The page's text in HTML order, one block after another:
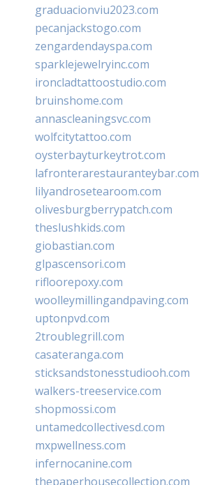
graduacionviu2023.com
pecanjackstogo.com
zengardendayspa.com
sparklejewelryinc.com
ironcladtattoostudio.com
bruinshome.com
annascleaningsvc.com
wolfcitytattoo.com
oysterbayturkeytrot.com
lafronterarestauranteybar.com
lilyandrosetearoom.com
olivesburgberrypatch.com
theslushkids.com
giobastian.com
glpascensori.com
rifloorepoxy.com
woolleymillingandpaving.com
uptonpvd.com
2troublegrill.com
casateranga.com
sticksandstonesstudiooh.com
walkers-treeservice.com
shopmossi.com
untamedcollectivesd.com
mxpwellness.com
infernocanine.com
thepaperhousecollection.com